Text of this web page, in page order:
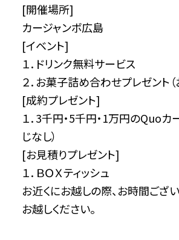
[開催場所]
カージャンボ広島
[イベント]
１．ドリンク無料サービス
２．お菓子詰め合わせプレゼント
[成約プレゼント]
１．3千円・5千円・1万円のQuoカ
じなし）
[お見積りプレゼント]
１．ＢＯＸティッシュ
お近くにお越しの際、お時間ござ
お越しください。